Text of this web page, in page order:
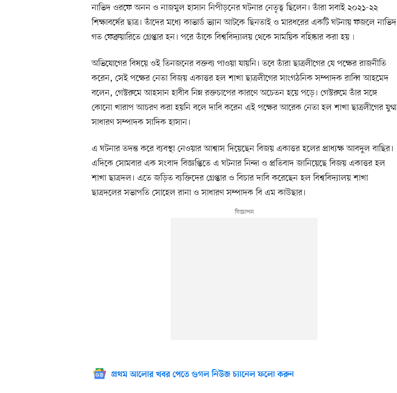
নাভিদ ওরফে অনন ও নাজমুল হাসান নিপীড়নের ঘটনার নেতৃত্ব ছিলেন। তাঁরা সবাই ২০২১-২২
শিক্ষাবর্ষের ছাত্র। তাঁদের মধ্যে কাভার্ড ভ্যান আটকে ছিনতাই ও মারধরের একটি ঘটনায় ফজলে নাভিদ
গত ফেব্রুয়ারিতে গ্রেপ্তার হন। পরে তাঁকে বিশ্ববিদ্যালয় থেকে সাময়িক বহিষ্কার করা হয়৷
অভিযোগের বিষয়ে ওই তিনজনের বক্তব্য পাওয়া যায়নি। তবে তাঁরা ছাত্রলীগের যে পক্ষের রাজনীতি
করেন, সেই পক্ষের নেতা বিজয় একাত্তর হল শাখা ছাত্রলীগের সাংগঠনিক সম্পাদক রাব্বি আহমেদ
বলেন, গেস্টরুমে আহসান হাবীব নিম্ন রক্তচাপের কারণে অচেতন হয়ে পড়ে। গেস্টরুমে তাঁর সঙ্গে
কোনো খারাপ আচরণ করা হয়নি বলে দাবি করেন এই পক্ষের আরেক নেতা হল শাখা ছাত্রলীগের যুগ্ম
সাধারণ সম্পাদক সাদিক হাসান।
এ ঘটনার তদন্ত করে ব্যবস্থা নেওয়ার আশ্বাস দিয়েছেন বিজয় একাত্তর হলের প্রাধ্যক্ষ আবদুল বাছির।
এদিকে সোমবার এক সংবাদ বিজ্ঞপ্তিতে এ ঘটনার নিন্দা ও প্রতিবাদ জানিয়েছে বিজয় একাত্তর হল
শাখা ছাত্রদল। এতে জড়িত ব্যক্তিদের গ্রেপ্তার ও বিচার দাবি করেছেন হল বিশ্ববিদ্যালয় শাখা
ছাত্রদলের সভাপতি সোহেল রানা ও সাধারণ সম্পাদক বি এম কাউছার।
প্রথম আলোর খবর পেতে গুগল নিউজ চ্যানেল ফলো করুন